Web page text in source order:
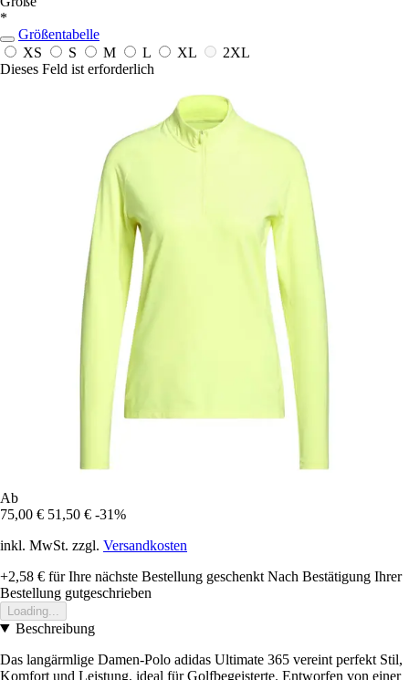
*
Größentabelle
XS
S M L XL
2XL
Dieses Feld ist erforderlich
Ab
75,00 € 51,50 € -31%
inkl. MwSt. zzgl. Versandkosten
+2,58 € für Ihre nächste Bestellung geschenkt Nach Bestätigung Ihrer
Bestellung gutgeschrieben
Loading...
Beschreibung
Das langärmlige Damen-Polo adidas Ultimate 365 vereint perfekt Stil,
Komfort und Leistung, ideal für Golfbegeisterte. Entworfen von einer